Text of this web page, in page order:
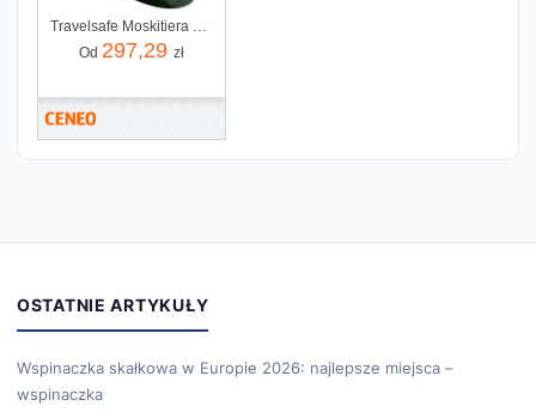
Od 297,29 zł
OSTATNIE ARTYKUŁY
Wspinaczka skałkowa w Europie 2026: najlepsze miejsca –
wspinaczka